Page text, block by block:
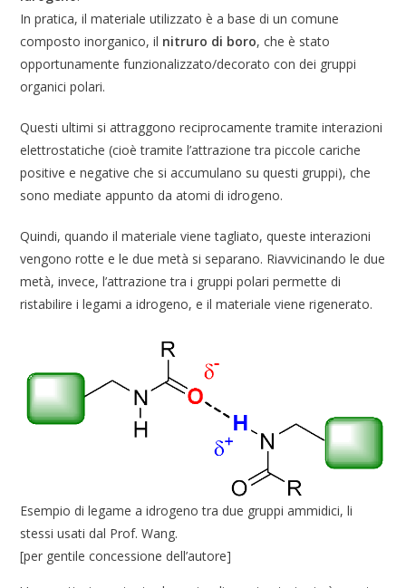
In pratica, il materiale utilizzato è a base di un comune
composto inorganico, il nitruro di boro, che è stato
opportunamente funzionalizzato/decorato con dei gruppi
organici polari.
Questi ultimi si attraggono reciprocamente tramite interazioni
elettrostatiche (cioè tramite l’attrazione tra piccole cariche
positive e negative che si accumulano su questi gruppi), che
sono mediate appunto da atomi di idrogeno.
Quindi, quando il materiale viene tagliato, queste interazioni
vengono rotte e le due metà si separano. Riavvicinando le due
metà, invece, l’attrazione tra i gruppi polari permette di
ristabilire i legami a idrogeno, e il materiale viene rigenerato.
Esempio di legame a idrogeno tra due gruppi ammidici, li
stessi usati dal Prof. Wang.
[per gentile concessione dell’autore]